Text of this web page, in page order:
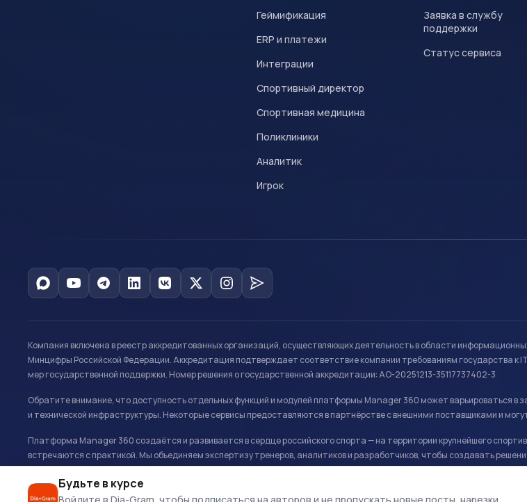
Будьте в курсе
Геймификация
ERP и платежи
Интеграции
Спортивный директор
Спортивная медицина
Поликлиники
Аналитик
Игрок
Заявка в службу
поддержки
Статус сервиса
Компания включена в реестр аккредитованных организаций, осуществляющих деятельность в области
Минцифры Российской Федерации. Аккредитация подтверждает соответствие компании требованиям государства к
мер государственной поддержки. Номер решения о государственной аккредитации: АО-20251213-35117737402-3
Обратите внимание, что доступность отдельных функций и модулей платформы Manager 360 может варьироваться в
и технической инфраструктуры. Некоторые сервисы предоставляются в партнёрстве с внешними поставщиками и
Платформа Manager 360 создаётся и развивается в сердце российского спорта — на территории крупнейшего
встречаются с практикой. Мы объединяем экспертизу тренеров, аналитиков и разработчиков, чтобы создавать
развитию и управлению в спорте.
Офис: г. Москва, Олимпийский комплекс «Лужники», Большая спортивная арена, ул. Лужники 24с1.